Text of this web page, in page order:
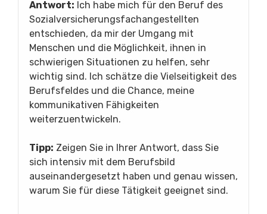
Antwort: Ich habe mich für den Beruf des
Sozialversicherungsfachangestellten
entschieden, da mir der Umgang mit
Menschen und die Möglichkeit, ihnen in
schwierigen Situationen zu helfen, sehr
wichtig sind. Ich schätze die Vielseitigkeit des
Berufsfeldes und die Chance, meine
kommunikativen Fähigkeiten
weiterzuentwickeln.
Tipp: Zeigen Sie in Ihrer Antwort, dass Sie
sich intensiv mit dem Berufsbild
auseinandergesetzt haben und genau wissen,
warum Sie für diese Tätigkeit geeignet sind.